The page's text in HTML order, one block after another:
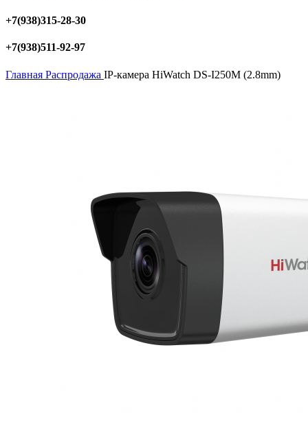
+7(938)315-28-30
+7(938)511-92-97
Главная Распродажа IP-камера HiWatch DS-I250M (2.8mm)